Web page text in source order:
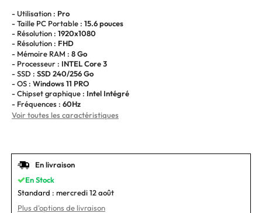
- Utilisation : Pro
- Taille PC Portable : 15.6 pouces
- Résolution : 1920x1080
- Résolution : FHD
- Mémoire RAM : 8 Go
- Processeur : INTEL Core 3
- SSD : SSD 240/256 Go
- OS : Windows 11 PRO
- Chipset graphique : Intel Intégré
- Fréquences : 60Hz
Voir toutes les caractéristiques
En livraison
En Stock
Standard : mercredi 12 août
Plus d'options de livraison